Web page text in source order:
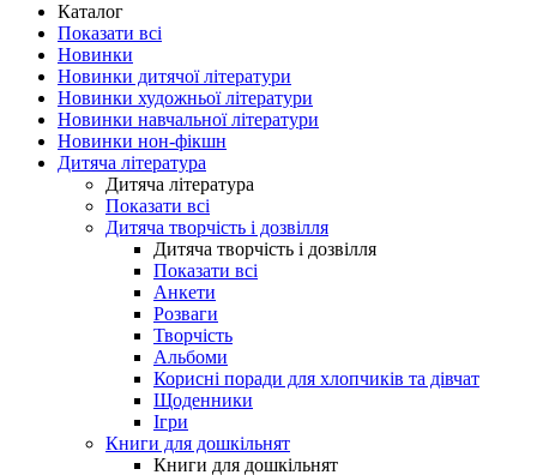
Каталог
Показати всі
Новинки
Новинки дитячої літератури
Новинки художньої літератури
Новинки навчальної літератури
Новинки нон-фікшн
Дитяча література
Дитяча література
Показати всі
Дитяча творчість і дозвілля
Дитяча творчість і дозвілля
Показати всі
Анкети
Розваги
Творчість
Альбоми
Корисні поради для хлопчиків та дівчат
Щоденники
Ігри
Книги для дошкільнят
Книги для дошкільнят